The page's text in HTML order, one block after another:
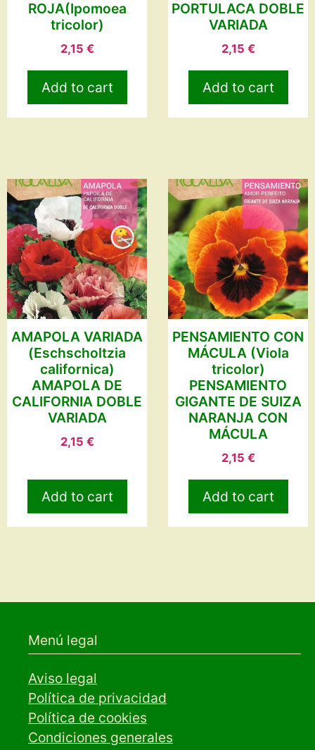
ROJA(Ipomoea
tricolor)
2,15 €
Add to cart
PORTULACA DOBLE
VARIADA
2,15 €
Add to cart
AMAPOLA VARIADA
(Eschscholtzia
californica)
AMAPOLA DE
CALIFORNIA DOBLE
VARIADA
2,15 €
Add to cart
PENSAMIENTO CON
MÁCULA (Viola
tricolor)
PENSAMIENTO
GIGANTE DE SUIZA
NARANJA CON
MÁCULA
2,15 €
Add to cart
Menú legal
Aviso legal
Política de privacidad
Política de cookies
Condiciones generales